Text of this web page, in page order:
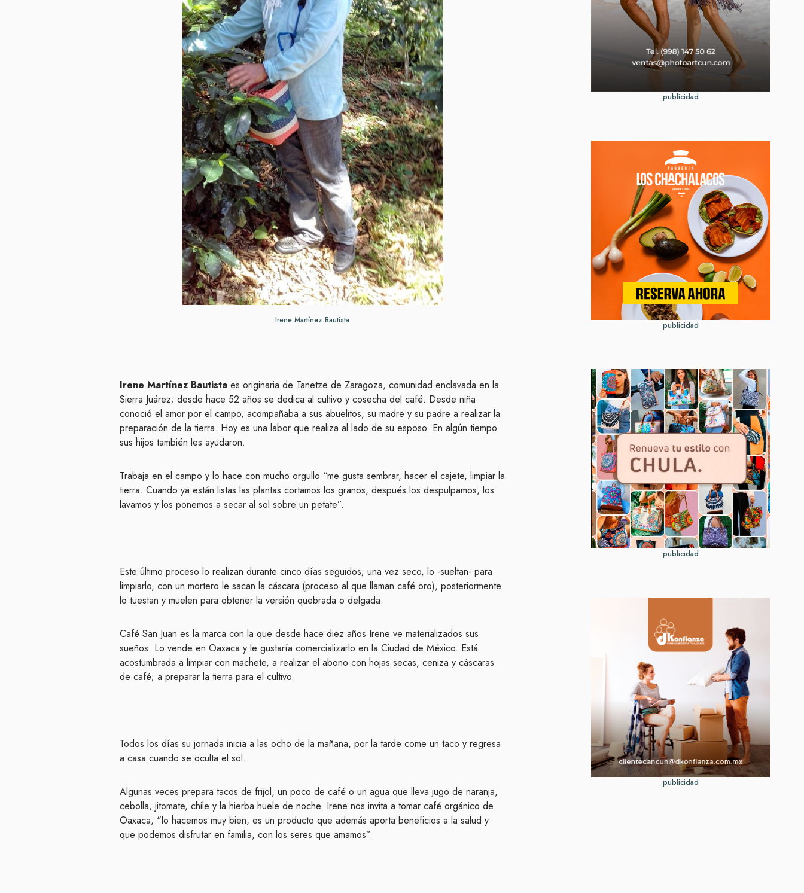
Irene Martínez Bautista
Irene Martínez Bautista es originaria de Tanetze de Zaragoza, comunidad enclavada en la
Sierra Juárez; desde hace 52 años se dedica al cultivo y cosecha del café. Desde niña
conoció el amor por el campo, acompañaba a sus abuelitos, su madre y su padre a realizar la
preparación de la tierra. Hoy es una labor que realiza al lado de su esposo. En algún tiempo
sus hijos también les ayudaron.
Trabaja en el campo y lo hace con mucho orgullo “me gusta sembrar, hacer el cajete, limpiar la
tierra. Cuando ya están listas las plantas cortamos los granos, después los despulpamos, los
lavamos y los ponemos a secar al sol sobre un petate”.
Este último proceso lo realizan durante cinco días seguidos; una vez seco, lo -sueltan- para
limpiarlo, con un mortero le sacan la cáscara (proceso al que llaman café oro), posteriormente
lo tuestan y muelen para obtener la versión quebrada o delgada.
Café San Juan es la marca con la que desde hace diez años Irene ve materializados sus
sueños. Lo vende en Oaxaca y le gustaría comercializarlo en la Ciudad de México. Está
acostumbrada a limpiar con machete, a realizar el abono con hojas secas, ceniza y cáscaras
de café; a preparar la tierra para el cultivo.
Todos los días su jornada inicia a las ocho de la mañana, por la tarde come un taco y regresa
a casa cuando se oculta el sol.
Algunas veces prepara tacos de frijol, un poco de café o un agua que lleva jugo de naranja,
cebolla, jitomate, chile y la hierba huele de noche. Irene nos invita a tomar café orgánico de
Oaxaca, “lo hacemos muy bien, es un producto que además aporta beneficios a la salud y
que podemos disfrutar en familia, con los seres que amamos”.
publicidad
publicidad
publicidad
publicidad